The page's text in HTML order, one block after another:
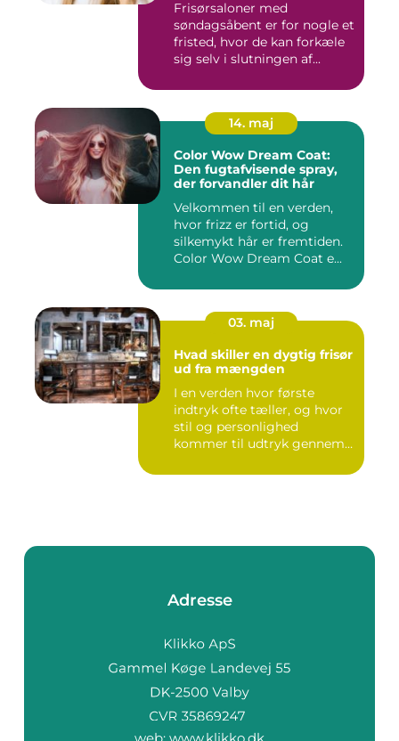
Frisørsaloner med
søndagsåbent er for nogle et
fristed, hvor de kan forkæle
sig selv i slutningen af...
14. maj
Color Wow Dream Coat:
Den fugtafvisende spray,
der forvandler dit hår
Velkommen til en verden,
hvor frizz er fortid, og
silkemykt hår er fremtiden.
Color Wow Dream Coat e...
03. maj
Hvad skiller en dygtig frisør
ud fra mængden
I en verden hvor første
indtryk ofte tæller, og hvor
stil og personlighed
kommer til udtryk gennem
Adresse